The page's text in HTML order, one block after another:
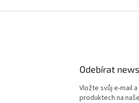
Odebírat
Vložte svůj e-mail
produktech na